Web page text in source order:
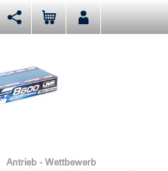
Antrieb - Wettbewerb
Español
teilen bzw. liken.